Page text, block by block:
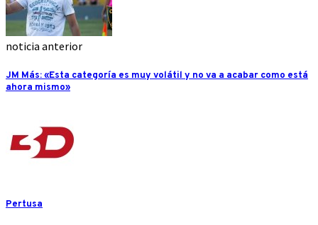
noticia anterior
JM Más: «Esta categoría es muy volátil y no va a acabar como está
ahora mismo»
Pertusa